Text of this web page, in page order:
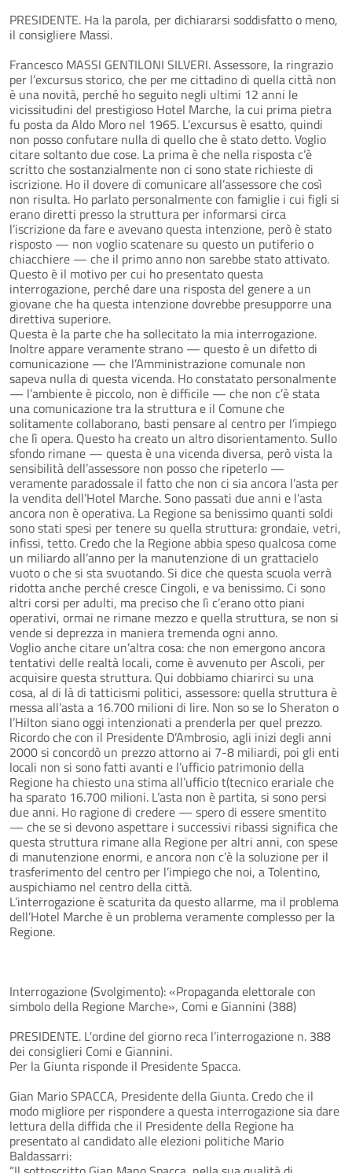
PRESIDENTE. Ha la parola, per dichiararsi soddisfatto o meno,
il consigliere Massi.
Francesco MASSI GENTILONI SILVERI. Assessore, la ringrazio
per l’excursus storico, che per me cittadino di quella città non
è una novità, perché ho seguito negli ultimi 12 anni le
vicissitudini del prestigioso Hotel Marche, la cui prima pietra
fu posta da Aldo Moro nel 1965. L’excursus è esatto, quindi
non posso confutare nulla di quello che è stato detto. Voglio
citare soltanto due cose. La prima è che nella risposta c’è
scritto che sostanzialmente non ci sono state richieste di
iscrizione. Ho il dovere di comunicare all’assessore che così
non risulta. Ho parlato personalmente con famiglie i cui figli si
erano diretti presso la struttura per informarsi circa
l’iscrizione da fare e avevano questa intenzione, però è stato
risposto — non voglio scatenare su questo un putiferio o
chiacchiere — che il primo anno non sarebbe stato attivato.
Questo è il motivo per cui ho presentato questa
interrogazione, perché dare una risposta del genere a un
giovane che ha questa intenzione dovrebbe presupporre una
direttiva superiore.
Questa è la parte che ha sollecitato la mia interrogazione.
Inoltre appare veramente strano — questo è un difetto di
comunicazione — che l’Amministrazione comunale non
sapeva nulla di questa vicenda. Ho constatato personalmente
— l’ambiente è piccolo, non è difficile — che non c’è stata
una comunicazione tra la struttura e il Comune che
solitamente collaborano, basti pensare al centro per l’impiego
che lì opera. Questo ha creato un altro disorientamento. Sullo
sfondo rimane — questa è una vicenda diversa, però vista la
sensibilità dell’assessore non posso che ripeterlo —
veramente paradossale il fatto che non ci sia ancora l’asta per
la vendita dell’Hotel Marche. Sono passati due anni e l’asta
ancora non è operativa. La Regione sa benissimo quanti soldi
sono stati spesi per tenere su quella struttura: grondaie, vetri,
infissi, tetto. Credo che la Regione abbia speso qualcosa come
un miliardo all’anno per la manutenzione di un grattacielo
vuoto o che si sta svuotando. Si dice che questa scuola verrà
ridotta anche perché cresce Cingoli, e va benissimo. Ci sono
altri corsi per adulti, ma preciso che lì c’erano otto piani
operativi, ormai ne rimane mezzo e quella struttura, se non si
vende si deprezza in maniera tremenda ogni anno.
Voglio anche citare un’altra cosa: che non emergono ancora
tentativi delle realtà locali, come è avvenuto per Ascoli, per
acquisire questa struttura. Qui dobbiamo chiarirci su una
cosa, al di là di tatticismi politici, assessore: quella struttura è
messa all’asta a 16.700 milioni di lire. Non so se lo Sheraton o
l’Hilton siano oggi intenzionati a prenderla per quel prezzo.
Ricordo che con il Presidente D’Ambrosio, agli inizi degli anni
2000 si concordò un prezzo attorno ai 7-8 miliardi, poi gli enti
locali non si sono fatti avanti e l’ufficio patrimonio della
Regione ha chiesto una stima all’ufficio t(tecnico erariale che
ha sparato 16.700 milioni. L’asta non è partita, si sono persi
due anni. Ho ragione di credere — spero di essere smentito
— che se si devono aspettare i successivi ribassi significa che
questa struttura rimane alla Regione per altri anni, con spese
di manutenzione enormi, e ancora non c’è la soluzione per il
trasferimento del centro per l’impiego che noi, a Tolentino,
auspichiamo nel centro della città.
L’interrogazione è scaturita da questo allarme, ma il problema
dell’Hotel Marche è un problema veramente complesso per la
Regione.
Interrogazione (Svolgimento): «Propaganda elettorale con
simbolo della Regione Marche», Comi e Giannini (388)
PRESIDENTE. L'ordine del giorno reca l’interrogazione n. 388
dei consiglieri Comi e Giannini.
Per la Giunta risponde il Presidente Spacca.
Gian Mario SPACCA, Presidente della Giunta. Credo che il
modo migliore per rispondere a questa interrogazione sia dare
lettura della diffida che il Presidente della Regione ha
presentato al candidato alle elezioni politiche Mario
Baldassarri: